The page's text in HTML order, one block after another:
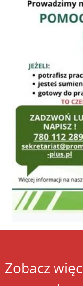
Zobacz